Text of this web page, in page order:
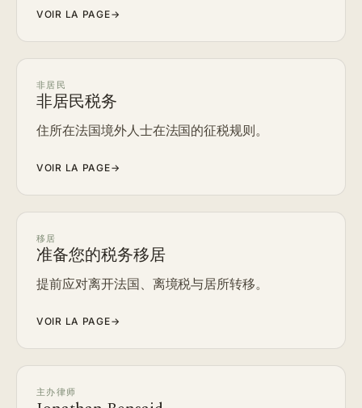
VOIR LA PAGE→
非居民
非居民税务
住所在法国境外人士在法国的征税规则。
VOIR LA PAGE→
移居
准备您的税务移居
提前应对离开法国、离境税与居所转移。
VOIR LA PAGE→
主办律师